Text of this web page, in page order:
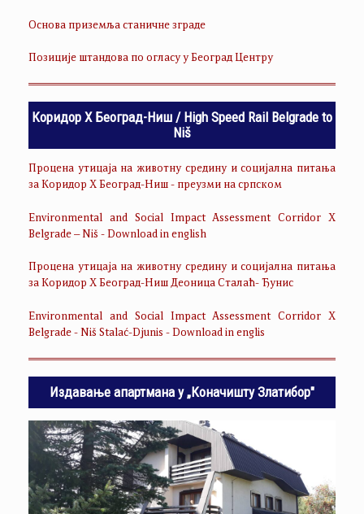
Основа приземља станичне зграде
Позиције штандова по огласу у Београд Центру
Коридор Х Београд-Ниш / High Speed Rail Belgrade to
Niš
Процена утицаја на животну средину и социјална питања
за Коридор Х Београд-Ниш - преузми на српском
Environmental and Social Impact Assessment Corridor X
Belgrade – Niš - Download in english
Процена утицаја на животну средину и социјална питања
за Коридор Х Београд-Ниш Деоница Сталаћ- Ђунис
Environmental and Social Impact Assessment Corridor X
Belgrade - Niš Stalać-Djunis - Download in englis
Издавање апартмана у „Коначишту Златибор"